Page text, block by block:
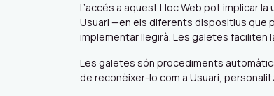
L’accés a aquest Lloc Web pot implicar
Usuari —en els diferents dispositius que
implementar llegirà. Les galetes faciliten
Les galetes són procediments
de reconèixer-lo com a Usuari,